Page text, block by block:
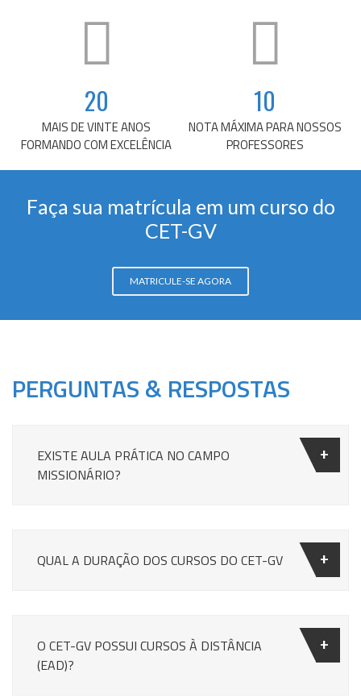
20
MAIS DE VINTE ANOS
FORMANDO COM EXCELÊNCIA
10
NOTA MÁXIMA PARA NOSSOS
PROFESSORES
Faça sua matrícula em um curso do
CET-GV
MATRICULE-SE AGORA
PERGUNTAS & RESPOSTAS
EXISTE AULA PRÁTICA NO CAMPO
MISSIONÁRIO?
QUAL A DURAÇÃO DOS CURSOS DO CET-GV
O CET-GV POSSUI CURSOS À DISTÂNCIA
(EAD)?